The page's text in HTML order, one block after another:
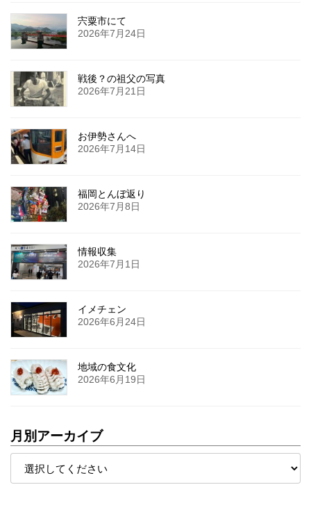
宍粟市にて
2026年7月24日
戦後？の祖父の写真
2026年7月21日
お伊勢さんへ
2026年7月14日
福岡とんぼ返り
2026年7月8日
情報収集
2026年7月1日
イメチェン
2026年6月24日
地域の食文化
2026年6月19日
月別アーカイブ